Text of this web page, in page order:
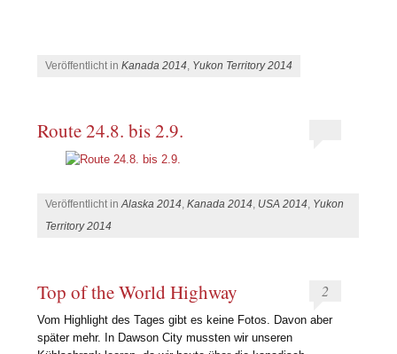
Veröffentlicht inKanada 2014, Yukon Territory 2014
Route 24.8. bis 2.9.
Veröffentlicht inAlaska 2014,Kanada 2014, USA 2014, Yukon
Territory 2014
Top of the World Highway 2
Vom Highlight des Tages gibt es keine Fotos. Davon aber
später mehr. In Dawson City mussten wir unseren